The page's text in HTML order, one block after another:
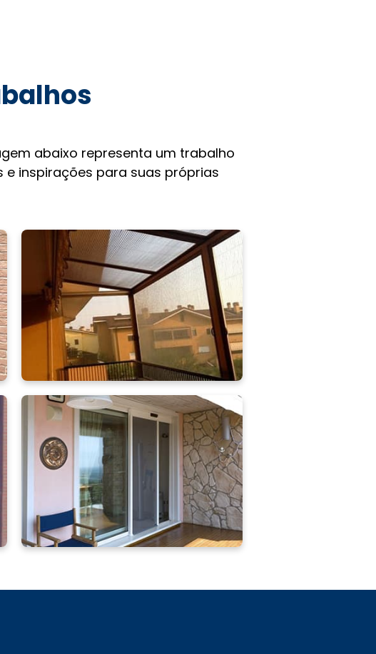
abaixo representa um trabalho
inspirações para suas próprias